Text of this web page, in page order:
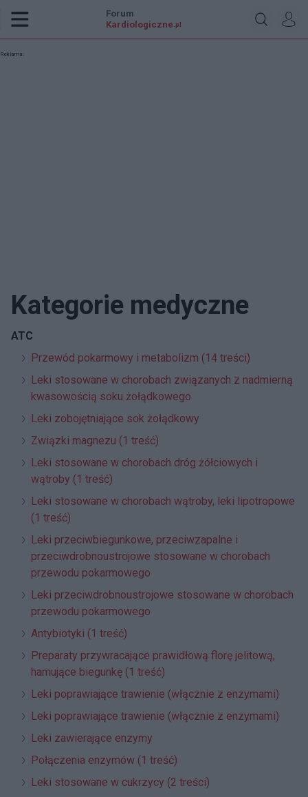
Forum
Kardiologiczne .pl
Reklama:
Kategorie medyczne
ATC
Przewód pokarmowy i metabolizm (14 treści)
Leki stosowane w chorobach związanych z nadmierną
kwasowością soku żołądkowego
Leki zobojętniające sok żołądkowy
Związki magnezu (1 treść)
Leki stosowane w chorobach dróg żółciowych i
wątroby (1 treść)
Leki stosowane w chorobach wątroby, leki lipotropowe
(1 treść)
Leki przeciwbiegunkowe, przeciwzapalne i
przeciwdrobnoustrojowe stosowane w chorobach
przewodu pokarmowego
Leki przeciwdrobnoustrojowe stosowane w chorobach
przewodu pokarmowego
Antybiotyki (1 treść)
Preparaty przywracające prawidłową florę jelitową,
hamujące biegunkę (1 treść)
Leki poprawiające trawienie (włącznie z enzymami)
Leki poprawiające trawienie (włącznie z enzymami)
Leki zawierające enzymy
Połączenia enzymów (1 treść)
Leki stosowane w cukrzycy (2 treści)